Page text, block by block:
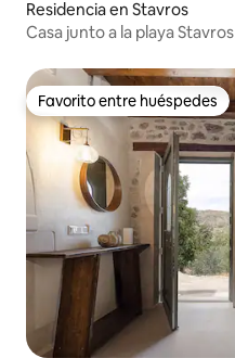
Residencia en Stavros
Casa junto a la playa Stavros
Favorito entre huéspedes
Favorito entre huéspedes